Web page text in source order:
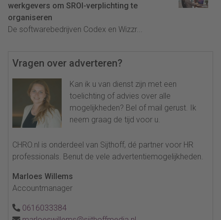
werkgevers om SROI-verplichting te
organiseren
De softwarebedrijven Codex en Wizzr...
Vragen over adverteren?
Kan ik u van dienst zijn met een
toelichting of advies over alle
mogelijkheden? Bel of mail gerust. Ik
neem graag de tijd voor u.
CHRO.nl is onderdeel van Sijthoff, dé partner voor HR
professionals. Benut de vele advertentiemogelijkheden.
Marloes Willems
Accountmanager
0616033384